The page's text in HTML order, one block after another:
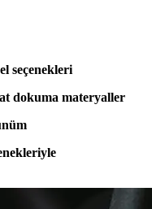
seçenekleri
dokuma materyaller